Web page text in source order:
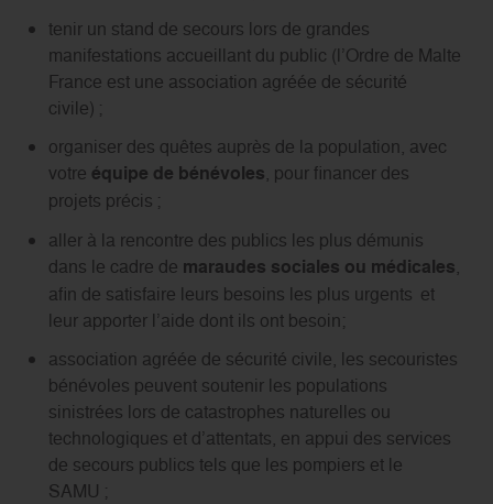
tenir un stand de secours lors de grandes
manifestations accueillant du public (l’Ordre de Malte
France est une association agréée de sécurité
civile) ;
organiser des quêtes auprès de la population, avec
votre équipe de bénévoles, pour financer des
projets précis ;
aller à la rencontre des publics les plus démunis
dans le cadre de maraudes sociales ou médicales,
afin de satisfaire leurs besoins les plus urgents et
leur apporter l’aide dont ils ont besoin;
association agréée de sécurité civile, les secouristes
bénévoles peuvent soutenir les populations
sinistrées lors de catastrophes naturelles ou
technologiques et d’attentats, en appui des services
de secours publics tels que les pompiers et le
SAMU ;